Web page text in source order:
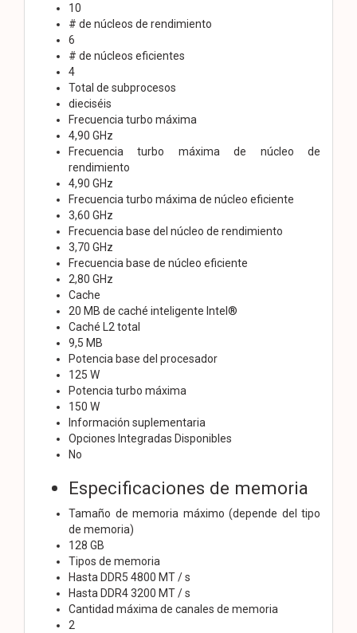
10
# de núcleos de rendimiento
6
# de núcleos eficientes
4
Total de subprocesos
dieciséis
Frecuencia turbo máxima
4,90 GHz
Frecuencia turbo máxima de núcleo de
rendimiento
4,90 GHz
Frecuencia turbo máxima de núcleo eficiente
3,60 GHz
Frecuencia base del núcleo de rendimiento
3,70 GHz
Frecuencia base de núcleo eficiente
2,80 GHz
Cache
20 MB de caché inteligente Intel®
Caché L2 total
9,5 MB
Potencia base del procesador
125 W
Potencia turbo máxima
150 W
Información suplementaria
Opciones Integradas Disponibles
No
Especificaciones de memoria
Tamaño de memoria máximo (depende del tipo
de memoria)
128 GB
Tipos de memoria
Hasta DDR5 4800 MT / s
Hasta DDR4 3200 MT / s
Cantidad máxima de canales de memoria
2